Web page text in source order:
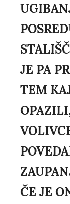
JE PA
TEM
ČE JE